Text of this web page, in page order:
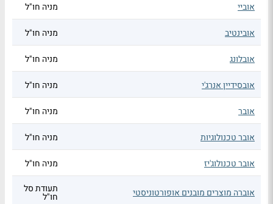
אוביי מניה חו"ל
אובינטיב מניה חו"ל
אובלונג מניה חו"ל
אובסידיין אנרג'י מניה חו"ל
אובר מניה חו"ל
אובר טכנולוגיות מניה חו"ל
אובר טכנולוג'יז מניה חו"ל
אוברה מוצרים מובנים אופורטוניסטי תעודת סל
חו"ל